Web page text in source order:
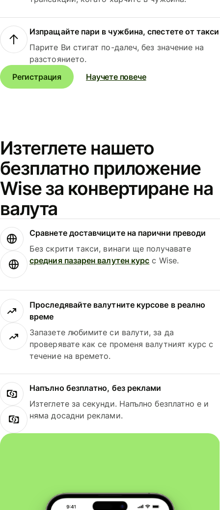
Изпращайте пари в чужбина, спестете от такси
Парите Ви стигат по-далеч, без значение на
разстоянието.
Регистрация
Научете повече
Изтеглете нашето
безплатно приложение
Wise за конвертиране на
валута
Сравнете доставчиците на парични преводи
Без скрити такси, винаги ще получавате
средния пазарен валутен курс с Wise.
Проследявайте валутните курсове в реално
време
Запазете любимите си валути, за да
проверявате как се променя валутният курс с
течение на времето.
Напълно безплатно, без реклами
Изтеглете за секунди. Напълно безплатно е и
няма досадни реклами.